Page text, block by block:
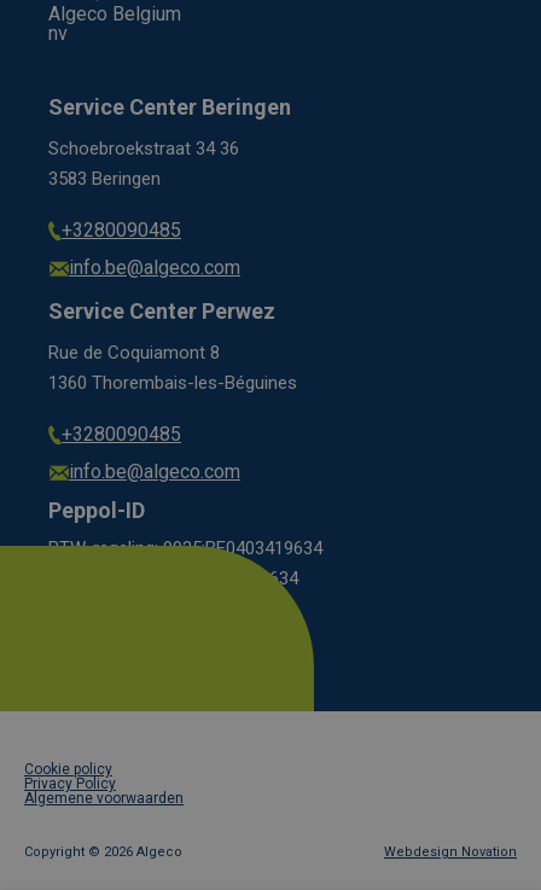
Algeco Belgium
nv
Service Center Beringen
Schoebroekstraat 34 36
3583 Beringen
+3280090485
info.be@algeco.com
Service Center Perwez
Rue de Coquiamont 8
1360 Thorembais-les-Béguines
+3280090485
info.be@algeco.com
Peppol-ID
BTW-regeling: 9925:BE0403419634
KBO-regeling: 0208:0403419634
Footer
legal
Cookie policy
Privacy Policy
Algemene voorwaarden
Copyright © 2026 Algeco Webdesign Novation